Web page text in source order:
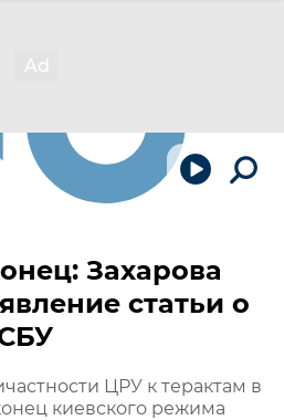
Захарова
статьи о
ЦРУ к терактам в
киевского режима